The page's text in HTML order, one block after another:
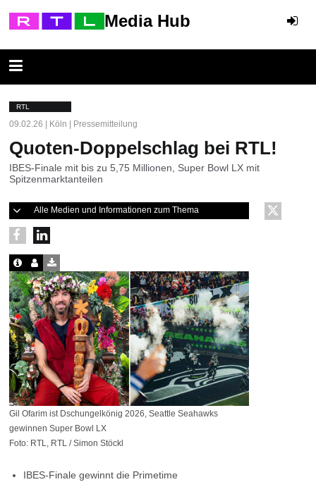
Media Hub
RTL
09.02.26 | Köln | Pressemitteilung
Quoten-Doppelschlag bei RTL!
IBES-Finale mit bis zu 5,75 Millionen, Super Bowl LX mit
Spitzenmarktanteilen
Alle Medien und Informationen zum Thema
Gil Ofarim ist Dschungelkönig 2026, Seattle Seahawks
gewinnen Super Bowl LX
Foto: RTL, RTL / Simon Stöckl
IBES-Finale gewinnt die Primetime